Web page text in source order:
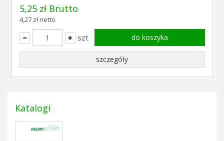
5,25 zł Brutto
4,27 zł netto
szt do koszyka
szczegóły
Katalogi